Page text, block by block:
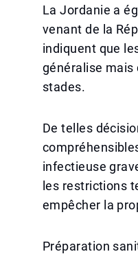
La Jordanie a
venant de la
indiquent que
généralise mais
stades.
De telles
infectieuse
les restrictions
empêcher la
Préparation